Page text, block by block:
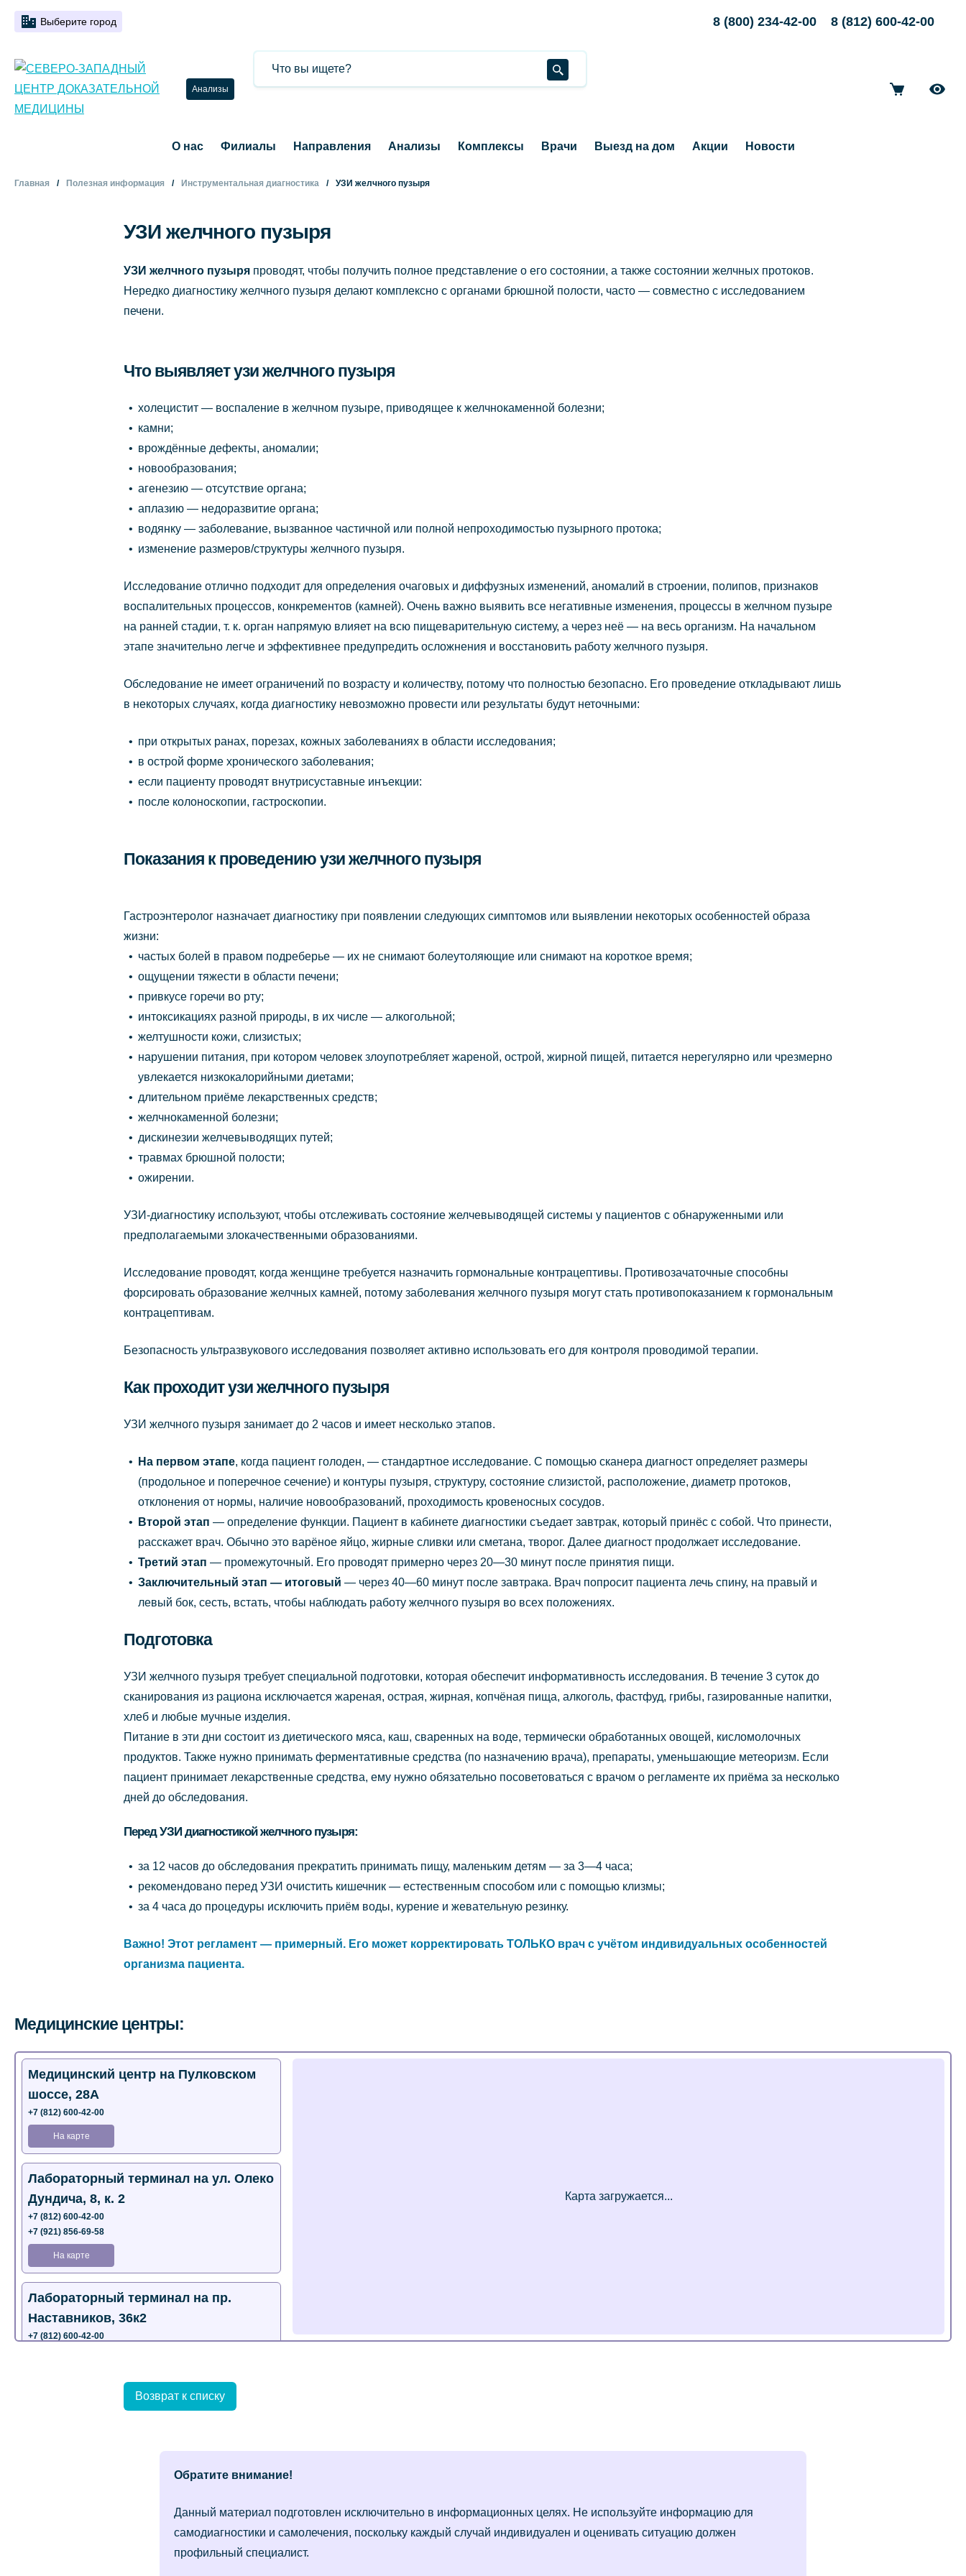
Выберите город 8 (800) 234-42-00 8 (812) 600-42-00
Анализы
О нас Филиалы Направления Анализы Комплексы Врачи Выезд на дом Акции Новости
Главная Полезная информация Инструментальная диагностика УЗИ желчного пузыря
УЗИ желчного пузыря
УЗИ желчного пузыря проводят, чтобы получить полное представление о его состоянии, а также состоянии желчных протоков.
Нередко диагностику желчного пузыря делают комплексно с органами брюшной полости, часто — совместно с исследованием
печени.
Что выявляет узи желчного пузыря
холецистит — воспаление в желчном пузыре, приводящее к желчнокаменной болезни;
камни;
врождённые дефекты, аномалии;
новообразования;
агенезию — отсутствие органа;
аплазию — недоразвитие органа;
водянку — заболевание, вызванное частичной или полной непроходимостью пузырного протока;
изменение размеров/структуры желчного пузыря.
Исследование отлично подходит для определения очаговых и диффузных изменений, аномалий в строении, полипов, признаков
воспалительных процессов, конкрементов (камней). Очень важно выявить все негативные изменения, процессы в желчном пузыре
на ранней стадии, т. к. орган напрямую влияет на всю пищеварительную систему, а через неё — на весь организм. На начальном
этапе значительно легче и эффективнее предупредить осложнения и восстановить работу желчного пузыря.
Обследование не имеет ограничений по возрасту и количеству, потому что полностью безопасно. Его проведение откладывают лишь
в некоторых случаях, когда диагностику невозможно провести или результаты будут неточными:
при открытых ранах, порезах, кожных заболеваниях в области исследования;
в острой форме хронического заболевания;
если пациенту проводят внутрисуставные инъекции:
после колоноскопии, гастроскопии.
Показания к проведению узи желчного пузыря
Гастроэнтеролог назначает диагностику при появлении следующих симптомов или выявлении некоторых особенностей образа
жизни:
частых болей в правом подреберье — их не снимают болеутоляющие или снимают на короткое время;
ощущении тяжести в области печени;
привкусе горечи во рту;
интоксикациях разной природы, в их числе — алкогольной;
желтушности кожи, слизистых;
нарушении питания, при котором человек злоупотребляет жареной, острой, жирной пищей, питается нерегулярно или чрезмерно
увлекается низкокалорийными диетами;
длительном приёме лекарственных средств;
желчнокаменной болезни;
дискинезии желчевыводящих путей;
травмах брюшной полости;
ожирении.
УЗИ-диагностику используют, чтобы отслеживать состояние желчевыводящей системы у пациентов с обнаруженными или
предполагаемыми злокачественными образованиями.
Исследование проводят, когда женщине требуется назначить гормональные контрацептивы. Противозачаточные способны
форсировать образование желчных камней, потому заболевания желчного пузыря могут стать противопоказанием к гормональным
контрацептивам.
Безопасность ультразвукового исследования позволяет активно использовать его для контроля проводимой терапии.
Как проходит узи желчного пузыря
УЗИ желчного пузыря занимает до 2 часов и имеет несколько этапов.
На первом этапе, когда пациент голоден, — стандартное исследование. С помощью сканера диагност определяет размеры
(продольное и поперечное сечение) и контуры пузыря, структуру, состояние слизистой, расположение, диаметр протоков,
отклонения от нормы, наличие новообразований, проходимость кровеносных сосудов.
Второй этап — определение функции. Пациент в кабинете диагностики съедает завтрак, который принёс с собой. Что принести,
расскажет врач. Обычно это варёное яйцо, жирные сливки или сметана, творог. Далее диагност продолжает исследование.
Третий этап — промежуточный. Его проводят примерно через 20—30 минут после принятия пищи.
Заключительный этап — итоговый — через 40—60 минут после завтрака. Врач попросит пациента лечь спину, на правый и
левый бок, сесть, встать, чтобы наблюдать работу желчного пузыря во всех положениях.
Подготовка
УЗИ желчного пузыря требует специальной подготовки, которая обеспечит информативность исследования. В течение 3 суток до
сканирования из рациона исключается жареная, острая, жирная, копчёная пища, алкоголь, фастфуд, грибы, газированные напитки,
хлеб и любые мучные изделия.
Питание в эти дни состоит из диетического мяса, каш, сваренных на воде, термически обработанных овощей, кисломолочных
продуктов. Также нужно принимать ферментативные средства (по назначению врача), препараты, уменьшающие метеоризм. Если
пациент принимает лекарственные средства, ему нужно обязательно посоветоваться с врачом о регламенте их приёма за несколько
дней до обследования.
Перед УЗИ диагностикой желчного пузыря:
за 12 часов до обследования прекратить принимать пищу, маленьким детям — за 3—4 часа;
рекомендовано перед УЗИ очистить кишечник — естественным способом или с помощью клизмы;
за 4 часа до процедуры исключить приём воды, курение и жевательную резинку.
Важно! Этот регламент — примерный. Его может корректировать ТОЛЬКО врач с учётом индивидуальных особенностей
организма пациента.
Медицинские центры:
Медицинский центр на Пулковском
шоссе, 28А
+7 (812) 600-42-00
На карте
Лабораторный терминал на ул. Олеко
Дундича, 8, к. 2
+7 (812) 600-42-00
+7 (921) 856-69-58
На карте
Лабораторный терминал на пр.
Наставников, 36к2
+7 (812) 600-42-00
Медицинский центр на Богатырском
пр., 4 (официальный партнер)
Возврат к списку
Обратите внимание!
Данный материал подготовлен исключительно в информационных целях. Не используйте информацию для
самодиагностики и самолечения, поскольку каждый случай индивидуален и оценивать ситуацию должен
профильный специалист.